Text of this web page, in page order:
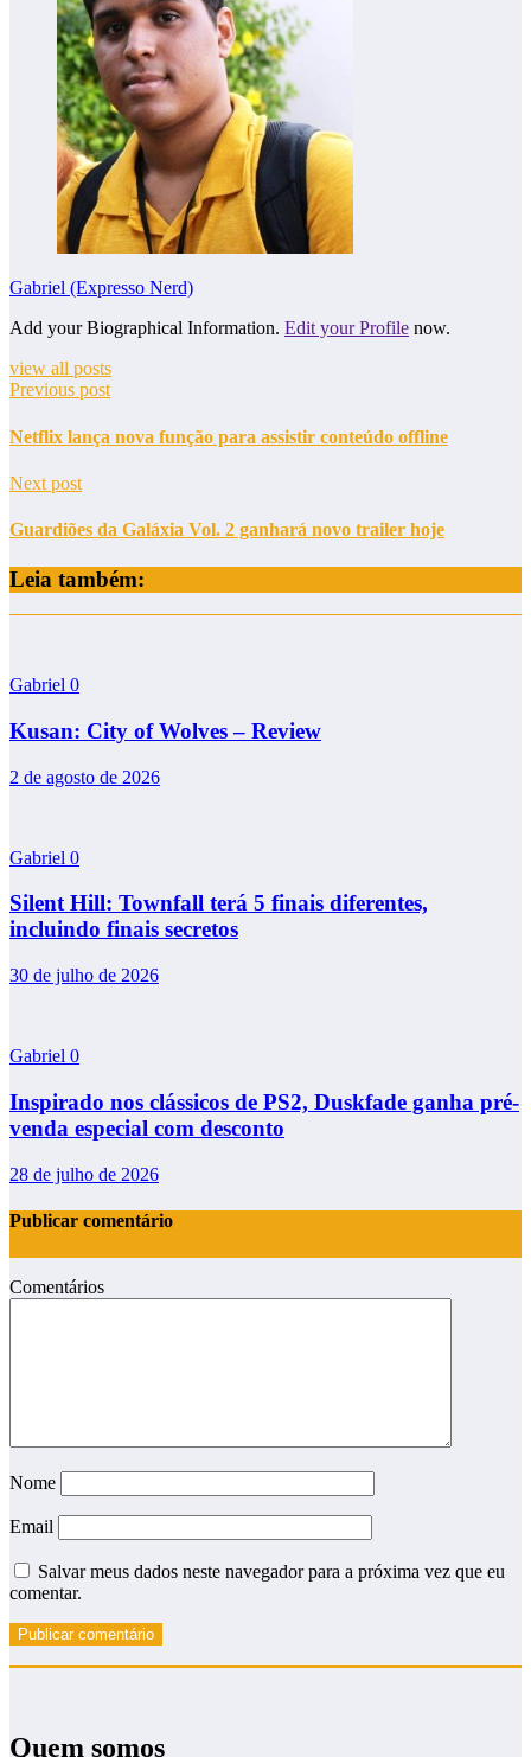
Gabriel (Expresso Nerd)
Add your Biographical Information. Edit your Profile now.
view all posts
Previous post
Netflix lança nova função para assistir conteúdo offline
Next post
Guardiões da Galáxia Vol. 2 ganhará novo trailer hoje
Leia também:
Gabriel 0
Kusan: City of Wolves – Review
2 de agosto de 2026
Gabriel 0
Silent Hill: Townfall terá 5 finais diferentes,
incluindo finais secretos
30 de julho de 2026
Gabriel 0
Inspirado nos clássicos de PS2, Duskfade ganha pré-
venda especial com desconto
28 de julho de 2026
Publicar comentário
Comentários
Nome
Email
Salvar meus dados neste navegador para a próxima vez que eu
comentar.
Quem somos